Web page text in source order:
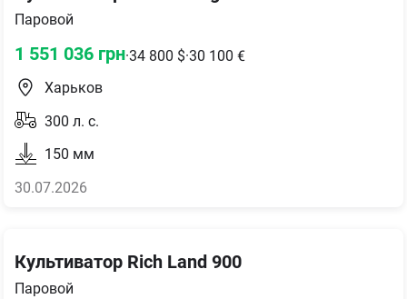
Паровой
1 551 036 грн·34 800 $·30 100 €
Харьков
300 л. с.
150 мм
30.07.2026
Культиватор Rich Land 900
Паровой